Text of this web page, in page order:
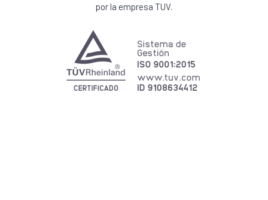
por la empresa TUV.